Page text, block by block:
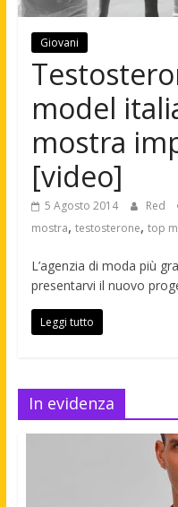
Giovani
model
mostra
[video]
5 Agosto 2014 Red
mostra, testosterone, top
L’agenzia di moda più
presentarvi il nuovo
Leggi tutto
In evidenza